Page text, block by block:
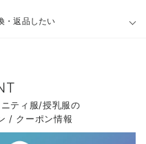
・返品したい
ティ服/授乳服の
/ クーポン情報